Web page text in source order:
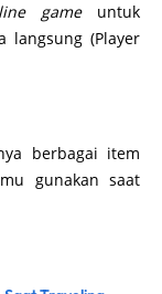
gameuntuk
langsung (Player
berbagai item
gunakan saat